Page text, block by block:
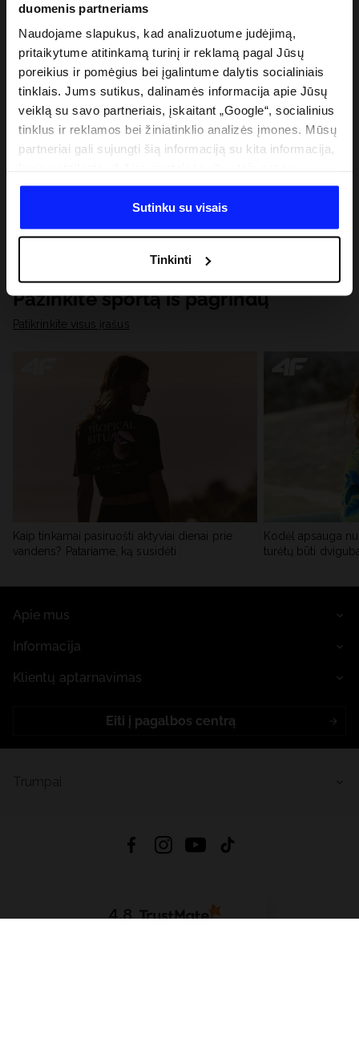
duomenis partneriams
Naudojame slapukus, kad analizuotume judėjimą,
pritaikytume atitinkamą turinį ir reklamą pagal Jūsų
poreikius ir pomėgius bei įgalintume dalytis socialiniais
tinklais. Jums sutikus, dalinamės informacija apie Jūsų
veiklą su savo partneriais, įskaitant „Google“, socialinius
tinklus ir reklamos bei žiniatinklio analizės įmones. Mūsų
partneriai gali sujungti šią informaciją su kita informacija,
duomenimis, kuriuos jie gauna, kai naudojatės jų
paslaugomis. Gavus Jūsų leidimą, mes galime perduoti
Jūsų asmeninę informaciją savo partneriams, siekdami
analitinius tyrimus, pritaikyti turinį ir tobulinti mūsų
partnerių siūlomus sprendimus (pvz., socialinius tinklus).
Išsamią informaciją rasite mūsų Privatumo politikoje ir
skiltyje „Išsami informacija“.
Sutinku su visais
Tinkinti
Pažinkite sportą iš pagrindų
Patikrinkite visus įrašus
Kaip tinkamai pasiruošti aktyviai dienai prie
vandens? Patariame, ką susidėti
Kodėl apsauga
turėtų būti
Apie mus
Informacija
Klientų aptarnavimas
Eiti į pagalbos centrą
4.8